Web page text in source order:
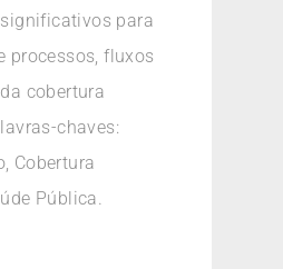
para
processos, fluxos
cobertura
chaves:
Cobertura
Pública.